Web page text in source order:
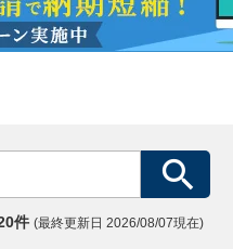
件 (最終更新日 2026/08/07現在)